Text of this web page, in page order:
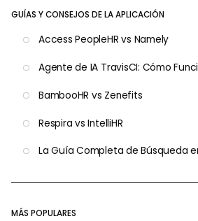
GUÍAS Y CONSEJOS DE LA APLICACIÓN
Access PeopleHR vs Namely
Agente de IA TravisCI: Cómo
BambooHR vs Zenefits
Respira vs IntelliHR
La Guía Completa de Búsqueda
MÁS POPULARES